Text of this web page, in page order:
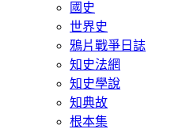
國史
世界史
鴉片戰爭日誌
知史法網
知史學說
知典故
根本集